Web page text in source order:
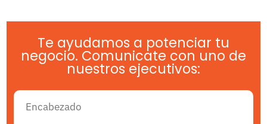
Te ayudamos a potenciar tu
negocio. Comunicate con uno de
nuestros ejecutivos:
Encabezado